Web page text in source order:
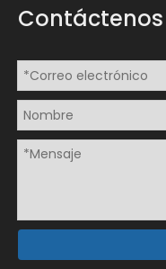
Contáctenos